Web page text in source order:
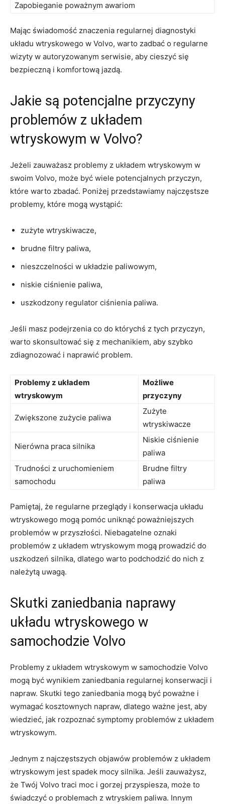
Zapobieganie poważnym awariom
Mając ‍świadomość ⁣znaczenia regularnej diagnostyki
układu wtryskowego w Volvo, warto zadbać o regularne
wizyty ​w ⁢autoryzowanym serwisie, aby‍ cieszyć się
bezpieczną i komfortową ⁢jazdą.
Jakie są potencjalne przyczyny
problemów z układem ​
wtryskowym w Volvo?
Jeżeli zauważasz problemy z układem wtryskowym w
swoim ‌Volvo, ⁣może być wiele potencjalnych przyczyn,
które warto‍ zbadać. Poniżej przedstawiamy​ najczęstsze
problemy, które mogą wystąpić:
zużyte wtryskiwacze,
brudne filtry paliwa,
nieszczelności w układzie paliwowym,
niskie ciśnienie⁢ paliwa,
uszkodzony regulator ciśnienia paliwa.
Jeśli masz podejrzenia co do którychś z tych przyczyn,
warto skonsultować się z mechanikiem, aby szybko
zdiagnozować i naprawić problem.
Problemy‍ z układem
wtryskowym
Możliwe
przyczyny
Zwiększone​ zużycie paliwa
Zużyte
wtryskiwacze
Nierówna praca ​silnika
Niskie ciśnienie
paliwa
Trudności‌ z uruchomieniem
samochodu
Brudne filtry
paliwa
Pamiętaj, że regularne‍ przeglądy i konserwacja układu
wtryskowego mogą pomóc‍ uniknąć poważniejszych
problemów w przyszłości. Niebagatelne ⁣oznaki
problemów z układem wtryskowym mogą prowadzić do
uszkodzeń silnika, dlatego warto podchodzić do nich ‍z
⁢należytą uwagą.
Skutki zaniedbania naprawy
układu wtryskowego w
‌samochodzie ⁣Volvo
Problemy z ⁣układem wtryskowym w samochodzie Volvo
mogą być wynikiem zaniedbania regularnej konserwacji i
napraw. Skutki tego zaniedbania mogą być​ poważne‌ i‌
wymagać kosztownych napraw, dlatego ważne jest, aby
⁣wiedzieć, jak rozpoznać symptomy ‍problemów z ‌układem
wtryskowym.
Jednym z najczęstszych objawów problemów ⁤z układem
wtryskowym jest spadek mocy silnika. Jeśli zauważysz,
że⁢ Twój Volvo traci moc i gorzej przyspiesza, może to⁢
świadczyć ‍o problemach z wtryskiem paliwa.⁢ Innym